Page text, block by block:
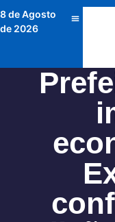
8 de Agosto
de 2026